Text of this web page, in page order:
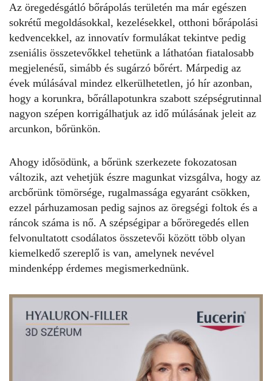
Az öregedésgátló bőrápolás területén ma már egészen
sokrétű megoldásokkal, kezelésekkel, otthoni bőrápolási
kedvencekkel, az innovatív formulákat tekintve pedig
zseniális összetevőkkel tehetünk a láthatóan fiatalosabb
megjelenésű, simább és sugárzó bőrért. Márpedig az
évek múlásával mindez elkerülhetetlen, jó hír azonban,
hogy a korunkra, bőrállapotunkra szabott szépségrutinnal
nagyon szépen korrigálhatjuk az idő múlásának jeleit az
arcunkon, bőrünkön.
Ahogy idősödünk, a bőrünk szerkezete fokozatosan
változik, azt vehetjük észre magunkat vizsgálva, hogy az
arcbőrünk tömörsége, rugalmassága egyaránt csökken,
ezzel párhuzamosan pedig sajnos az öregségi foltok és a
ráncok száma is nő. A szépségipar a bőröregedés ellen
felvonultatott csodálatos összetevői között több olyan
kiemelkedő szereplő is van, amelynek nevével
mindenképp érdemes megismerkednünk.